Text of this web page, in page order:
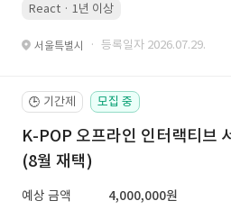
React · 1년 이상
서울특별시 · 등록일자 2026.07.29.
🕒 기간제 모집 중
K-POP 오프라인 인터랙티브
(8월 재택)
예상 금액
4,000,000원